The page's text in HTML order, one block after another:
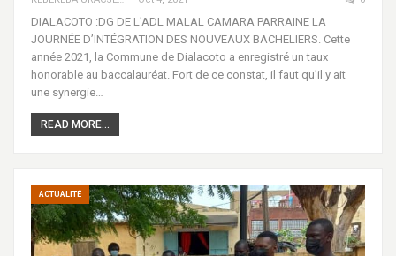
DIALACOTO :DG DE L’ADL MALAL CAMARA PARRAINE LA
JOURNÉE D’INTÉGRATION DES NOUVEAUX BACHELIERS. Cette
année 2021, la Commune de Dialacoto a enregistré un taux
honorable au baccalauréat. Fort de ce constat, il faut qu’il y ait
une synergie…
READ MORE...
ACTUALITÉ